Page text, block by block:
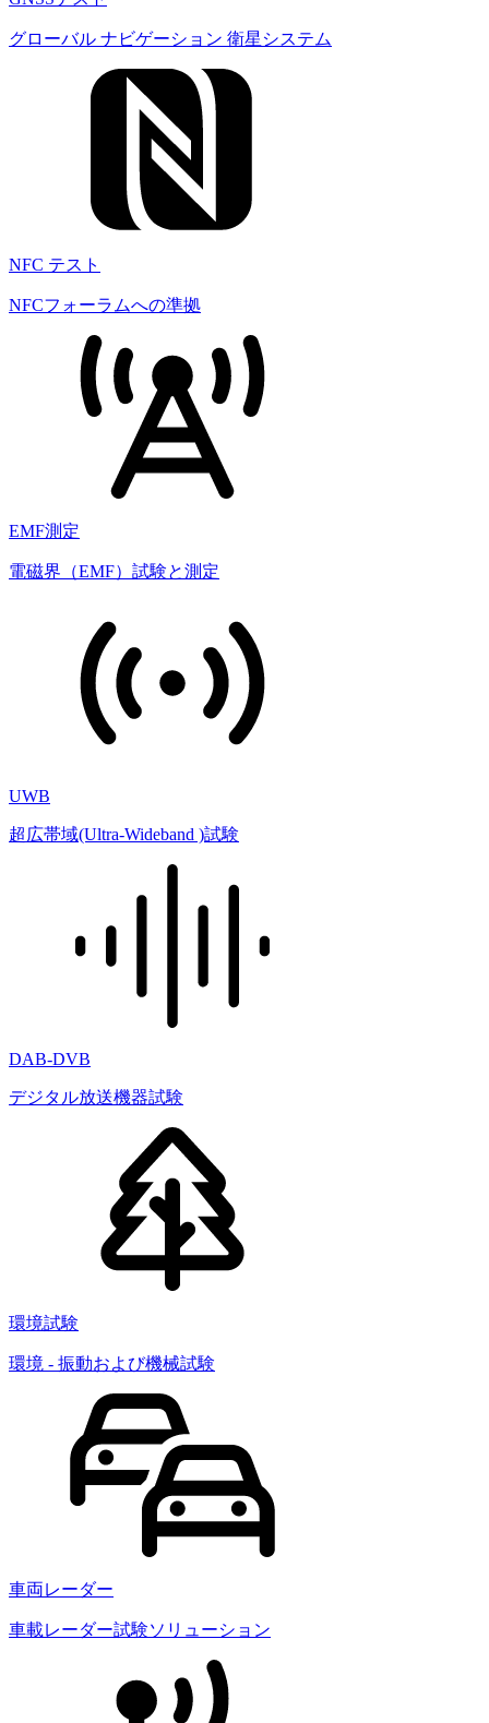
グローバル ナビゲーション 衛星システム
NFC テスト
NFCフォーラムへの準拠
EMF測定
電磁界（EMF）試験と測定
UWB
超広帯域(Ultra-Wideband )試験
DAB-DVB
デジタル放送機器試験
環境試験
環境 - 振動および機械試験
車両レーダー
車載レーダー試験ソリューション